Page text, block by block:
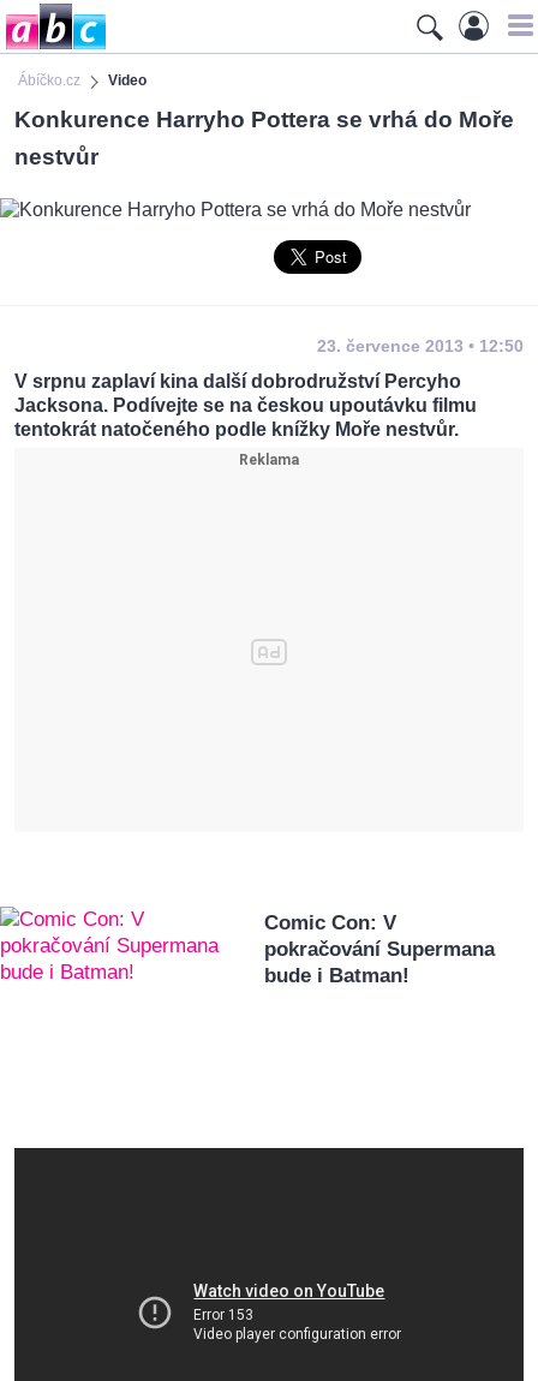
Ábíčko.cz Video
Konkurence Harryho Pottera se vrhá do Moře
nestvůr
23. července 2013 • 12:50
V srpnu zaplaví kina další dobrodružství Percyho
Jacksona. Podívejte se na českou upoutávku filmu
tentokrát natočeného podle knížky Moře nestvůr.
Comic Con: V
pokračování Supermana
bude i Batman!